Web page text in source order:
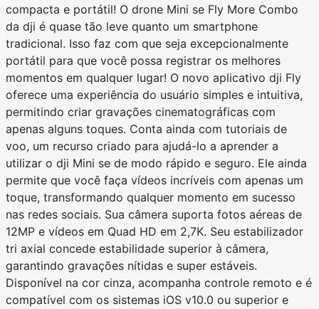
compacta e portátil! O drone Mini se Fly More Combo
da dji é quase tão leve quanto um smartphone
tradicional. Isso faz com que seja excepcionalmente
portátil para que você possa registrar os melhores
momentos em qualquer lugar! O novo aplicativo dji Fly
oferece uma experiência do usuário simples e intuitiva,
permitindo criar gravações cinematográficas com
apenas alguns toques. Conta ainda com tutoriais de
voo, um recurso criado para ajudá-lo a aprender a
utilizar o dji Mini se de modo rápido e seguro. Ele ainda
permite que você faça vídeos incríveis com apenas um
toque, transformando qualquer momento em sucesso
nas redes sociais. Sua câmera suporta fotos aéreas de
12MP e vídeos em Quad HD em 2,7K. Seu estabilizador
tri axial concede estabilidade superior à câmera,
garantindo gravações nítidas e super estáveis.
Disponível na cor cinza, acompanha controle remoto e é
compatível com os sistemas iOS v10.0 ou superior e